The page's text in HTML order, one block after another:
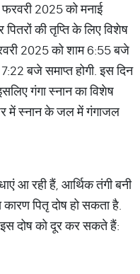
फरवरी 2025 को मनाई
की तृप्ति के लिए विशेष
2025 को शाम 6:55 बजे
बजे समाप्त होगी. इस दिन
गंगा स्नान का विशेष
में स्नान के जल में गंगाजल
आ रही हैं, आर्थिक तंगी बनी
कारण पितृ दोष हो सकता है.
इस दोष को दूर कर सकते हैं: